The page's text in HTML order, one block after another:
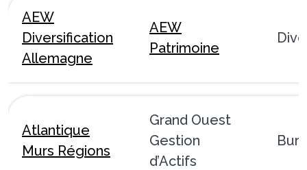
AEW
Diversification
Allemagne
AEW
Patrimoine
Atlantique
Murs Régions
Grand Ouest
Gestion
d’Actifs